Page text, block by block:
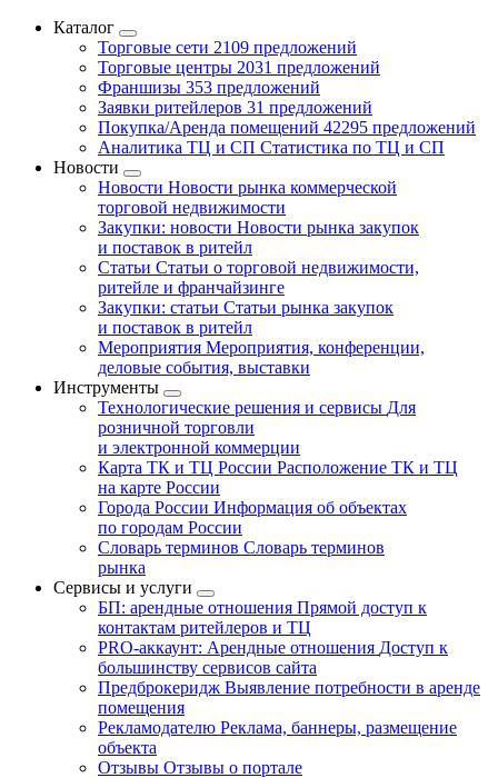
Каталог
Торговые сети 2109 предложений
Торговые центры 2031 предложений
Франшизы 353 предложений
Заявки ритейлеров 31 предложений
Покупка/Аренда помещений 42295 предложений
Аналитика ТЦ и СП Статистика по ТЦ и СП
Новости
Новости Новости рынка коммерческой
торговой недвижимости
Закупки: новости Новости рынка закупок
и поставок в ритейл
Статьи Статьи о торговой недвижимости,
ритейле и франчайзинге
Закупки: статьи Статьи рынка закупок
и поставок в ритейл
Мероприятия Мероприятия, конференции,
деловые события, выставки
Инструменты
Технологические решения и сервисы Для
розничной торговли
и электронной коммерции
Карта ТК и ТЦ России Расположение ТК и ТЦ
на карте России
Города России Информация об объектах
по городам России
Словарь терминов Словарь терминов
рынка
Сервисы и услуги
БП: арендные отношения Прямой доступ к
контактам ритейлеров и ТЦ
PRO-аккаунт: Арендные отношения Доступ к
большинству сервисов сайта
Предброкеридж Выявление потребности в аренде
помещения
Рекламодателю Реклама, баннеры, размещение
объекта
Отзывы Отзывы о портале